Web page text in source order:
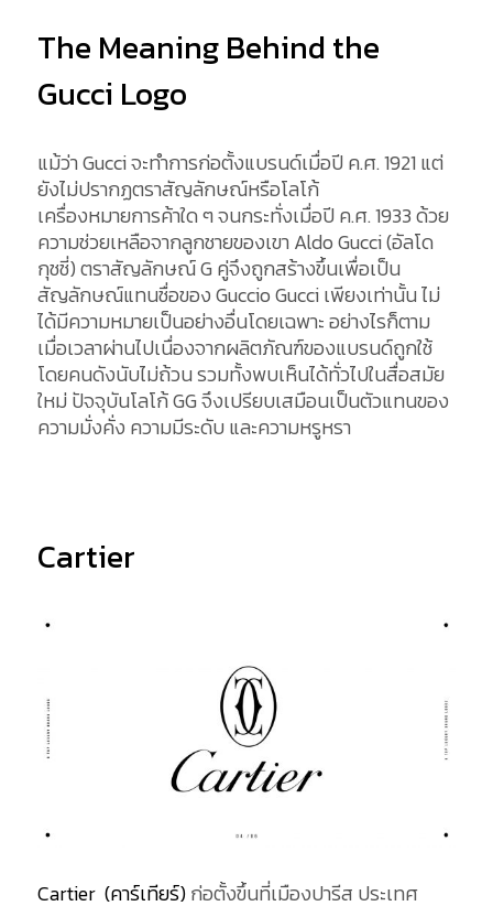
The Meaning Behind the
Gucci Logo
แม้ว่า Gucci จะทำการก่อตั้งแบรนด์เมื่อปี ค.ศ. 1921 แต่
ยังไม่ปรากฏตราสัญลักษณ์หรือโลโก้
เครื่องหมายการค้าใด ๆ จนกระทั่งเมื่อปี ค.ศ. 1933 ด้วย
ความช่วยเหลือจากลูกชายของเขา Aldo Gucci (อัลโด
กุชชี่) ตราสัญลักษณ์ G คู่จึงถูกสร้างขึ้นเพื่อเป็น
สัญลักษณ์แทนชื่อของ Guccio Gucci เพียงเท่านั้น ไม่
ได้มีความหมายเป็นอย่างอื่นโดยเฉพาะ อย่างไรก็ตาม
เมื่อเวลาผ่านไปเนื่องจากผลิตภัณฑ์ของแบรนด์ถูกใช้
โดยคนดังนับไม่ถ้วน รวมทั้งพบเห็นได้ทั่วไปในสื่อสมัย
ใหม่ ปัจจุบันโลโก้ GG จึงเปรียบเสมือนเป็นตัวแทนของ
ความมั่งคั่ง ความมีระดับ และความหรูหรา
Cartier
Cartier (คาร์เทียร์)ก่อตั้งขึ้นที่เมืองปารีส ประเทศ